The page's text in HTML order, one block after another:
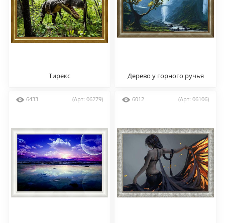
Тирекс Дерево у горного ручья
6433 (Арт: 06279) 6012 (Арт: 06106)